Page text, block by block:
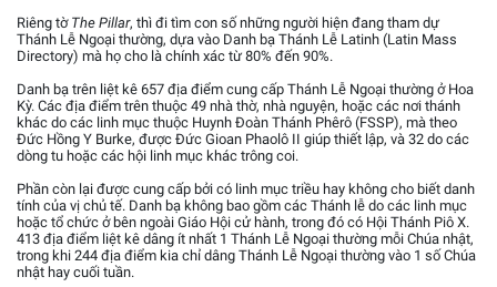
Riêng tờ The Pillar, thì đi tìm con số những người hiện đang tham dự
Thánh Lễ Ngoại thường, dựa vào Danh bạ Thánh Lễ Latinh (Latin Mass
Directory) mà họ cho là chính xác từ 80% đến 90%.
Danh bạ trên liệt kê 657 địa điểm cung cấp Thánh Lễ Ngoại thường ở Hoa
Kỳ. Các địa điểm trên thuộc 49 nhà thờ, nhà nguyện, hoặc các nơi thánh
khác do các linh mục thuộc Huynh Đoàn Thánh Phêrô (FSSP), mà theo
Đức Hồng Y Burke, được Đức Gioan Phaolô II giúp thiết lập, và 32 do các
dòng tu hoặc các hội linh mục khác trông coi.
Phần còn lại được cung cấp bởi có linh mục triều hay không cho biết danh
tính của vị chủ tế. Danh bạ không bao gồm các Thánh lễ do các linh mục
hoặc tổ chức ở bên ngoài Giáo Hội cử hành, trong đó có Hội Thánh Piô X.
413 địa điểm liệt kê dâng ít nhất 1 Thánh Lễ Ngoại thường mỗi Chúa nhật,
trong khi 244 địa điểm kia chỉ dâng Thánh Lễ Ngoại thường vào 1 số Chúa
nhật hay cuối tuần.